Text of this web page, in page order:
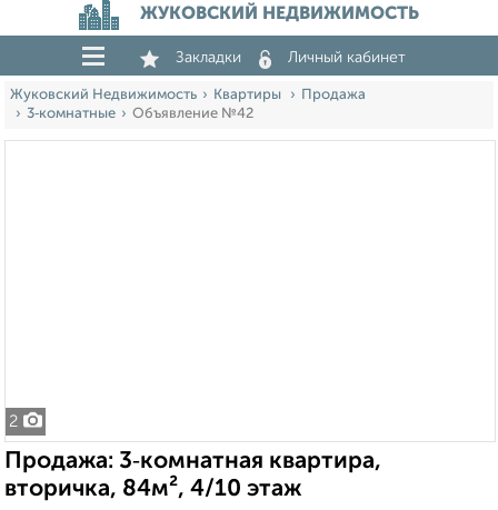
ЖУКОВСКИЙ НЕДВИЖИМОСТЬ
Закладки Личный кабинет
Жуковский Недвижимость Квартиры
Продажа
3‑комнатные
Объявление №42
2
Продажа: 3‑комнатная квартира,
вторичка, 84м², 4/10 этаж